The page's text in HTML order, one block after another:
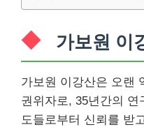
가보원 이
가보원 이강산은 오랜
권위자로, 35년간의
도들로부터 신뢰를 받